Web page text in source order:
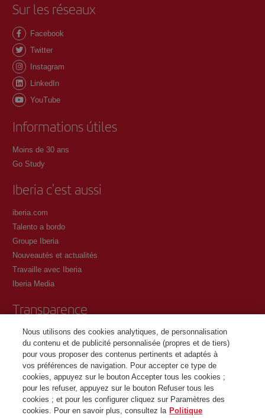
Sur les réseaux
Facebook
Twitter
Instagram
LinkedIn
YouTube
Informations útiles
Moins de 30 ans
Go Study
Iberia c'est aussi
iberia.com
Talento a bordo
Groupe Iberia
Nouveautés et actualités
Travaille avec Iberia
Iberia Media
Transparence
Conditions générales du programme Iberia Club
Conditions d'inscription sur iberia.com
Politique de protection des données personnelles
Gestion et politique relative aux cookies
Contactez
Nous utilisons des cookies analytiques, de personnalisation
du contenu et de publicité personnalisée (propres et de tiers)
pour vous proposer des contenus pertinents et adaptés à
vos préférences de navigation. Pour accepter ce type de
cookies, appuyez sur le bouton Accepter tous les cookies ;
pour les refuser, appuyez sur le bouton Refuser tous les
cookies ; et pour les configurer cliquez sur Paramètres des
cookies. Pour en savoir plus, consultez la Politique